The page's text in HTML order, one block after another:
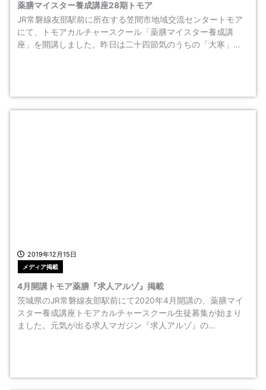
薬膳マイスター養成講座28期トモア
JR常磐線友部駅前に所在する笠間市地域交流センタートモア
にて、トモアカルチャースクール「薬膳マイスター養成講
座」を開講しました。昨日は二十四節気のうちの「大寒」…
2019年12月15日
メディア掲載
4月開講トモア薬膳『求人アルゾ』掲載
茨城県のJR常磐線友部駅前にて2020年4月開講の、薬膳マイ
スター養成講座トモアカルチャースクール生徒募集が始まり
ました。元気が出る求人マガジン『求人アルゾ』の…